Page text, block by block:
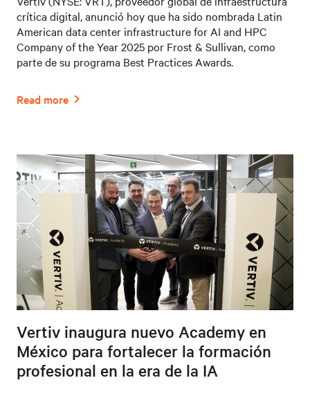
crítica digital, anunció hoy que ha sido nombrada Latin
American data center infrastructure for AI and HPC
Company of the Year 2025 por Frost & Sullivan, como
parte de su programa Best Practices Awards.
Vertiv inaugura nuevo Academy en
México para fortalecer la formación
profesional en la era de la IA